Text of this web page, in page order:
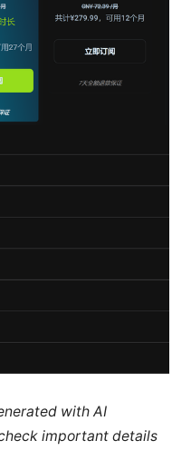
with AI
important details